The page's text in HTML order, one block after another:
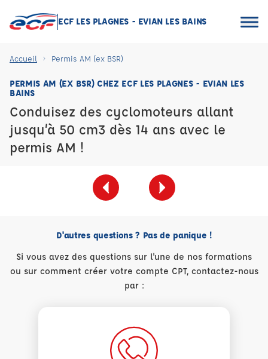
ECF LES PLAGNES - EVIAN LES BAINS
Accueil Permis AM (ex BSR)
PERMIS AM (EX BSR) CHEZ ECF LES PLAGNES - EVIAN LES
BAINS
Conduisez des cyclomoteurs allant
jusqu’à 50 cm3 dès 14 ans avec le
permis AM !
D'autres questions ? Pas de panique !
Si vous avez des questions sur l'une de nos formations
ou sur comment créer votre compte CPT, contactez-nous
par :